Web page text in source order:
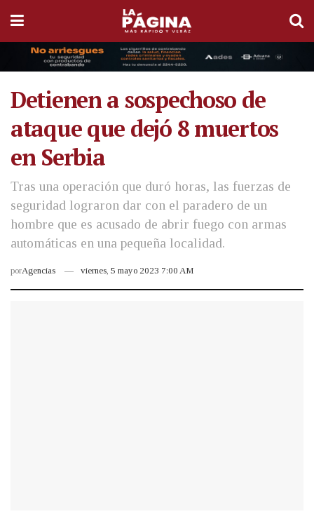
Detienen a sospechoso de
ataque que dejó 8 muertos
en Serbia
Tras una operación que duró horas, las fuerzas de
seguridad lograron dar con el paradero de un
hombre que es acusado de abrir fuego con armas
automáticas en una pequeña localidad.
porAgencias viernes, 5 mayo 2023 7:00 AM